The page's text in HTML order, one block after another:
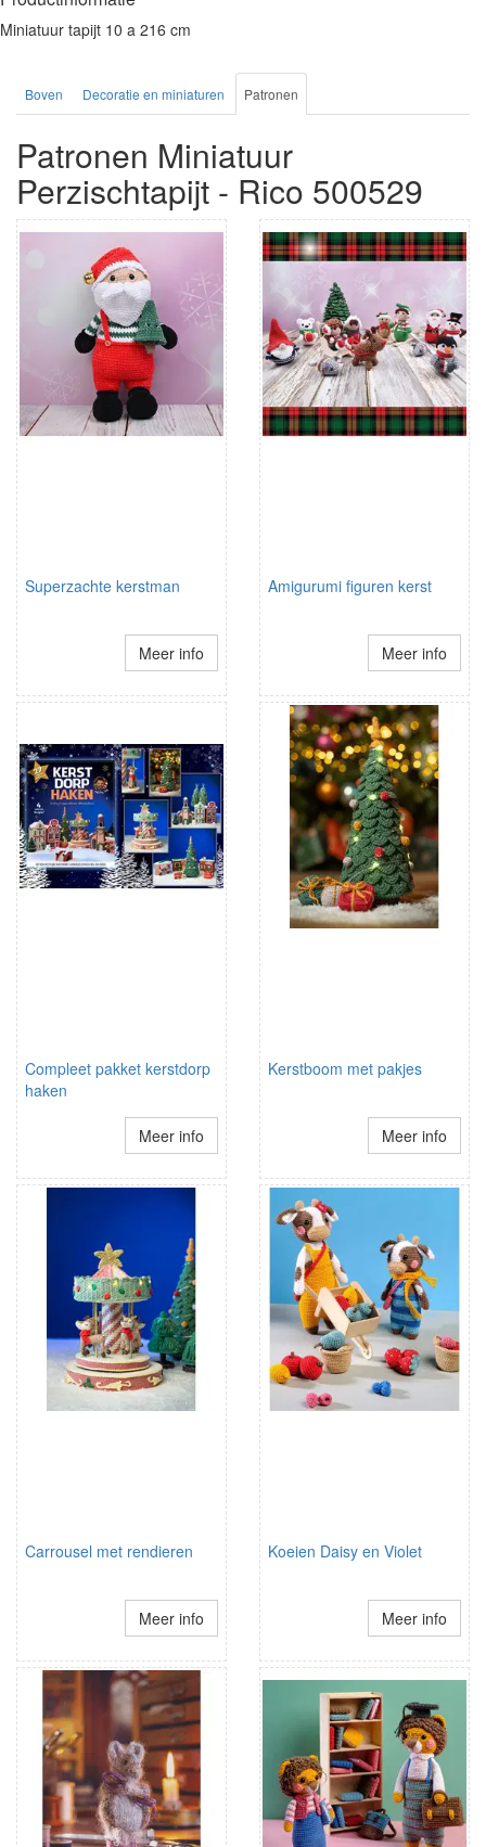
Miniatuur tapijt 10 a 216 cm
Boven Decoratie en miniaturen Patronen
Patronen Miniatuur
Perzischtapijt - Rico 500529
Superzachte kerstman
Meer info
Amigurumi figuren kerst
Meer info
Compleet pakket kerstdorp
haken
Meer info
Kerstboom met pakjes
Meer info
Carrousel met rendieren
Meer info
Koeien Daisy en Violet
Meer info